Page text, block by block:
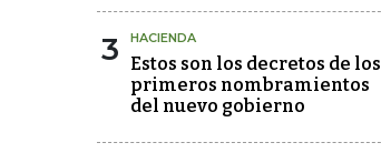
3 HACIENDA
Estos son los decretos de los
primeros nombramientos
del nuevo gobierno